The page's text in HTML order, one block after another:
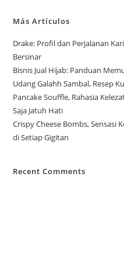
Más Artículos
Drake: Profil dan Perjalanan
Bersinar
Bisnis Jual Hijab: Panduan
Udang Galahh Sambal, Resep
Pancake Souffle, Rahasia
Saja Jatuh Hati
Crispy Cheese Bombs, Sensasi
di Setiap Gigitan
Recent Comments